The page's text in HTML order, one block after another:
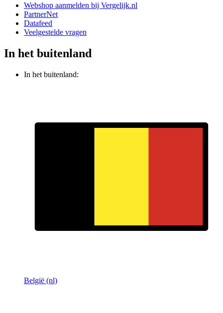
Webshop aanmelden bij Vergelijk.nl
PartnerNet
Datafeed
Veelgestelde vragen
In het buitenland
In het buitenland:
België (nl)